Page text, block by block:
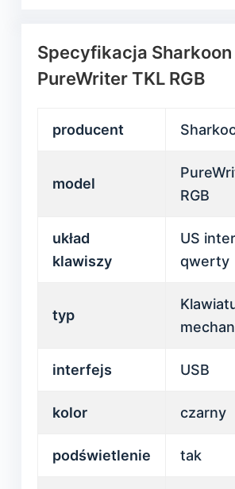
Specyfikacja Sharkoon
PureWriter TKL RGB
producent
model
RGB
układ
klawiszy
US
qwerty
typ
interfejs USB
kolor czarny
podświetlenie tak